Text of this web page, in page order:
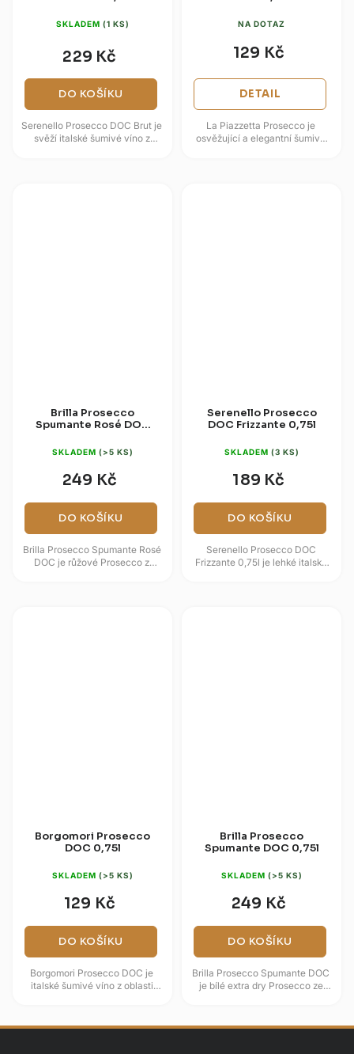
SKLADEM (1 KS)
229 Kč
DO KOŠÍKU
Serenello Prosecco DOC Brut je
svěží italské šumivé víno z
NA DOTAZ
129 Kč
DETAIL
La Piazzetta Prosecco je
osvěžující a elegantní šumivé
Brilla Prosecco
Spumante Rosé DOC
SKLADEM (>5 KS)
249 Kč
DO KOŠÍKU
Brilla Prosecco Spumante Rosé
DOC je růžové Prosecco z
Serenello Prosecco
DOC Frizzante 0,75l
SKLADEM (3 KS)
189 Kč
DO KOŠÍKU
Serenello Prosecco DOC
Frizzante 0,75l je lehké italské
Borgomori Prosecco
DOC 0,75l
SKLADEM (>5 KS)
129 Kč
DO KOŠÍKU
Borgomori Prosecco DOC je
italské šumivé víno z oblasti
Brilla Prosecco
Spumante DOC 0,75l
SKLADEM (>5 KS)
249 Kč
DO KOŠÍKU
Brilla Prosecco Spumante DOC
je bílé extra dry Prosecco ze